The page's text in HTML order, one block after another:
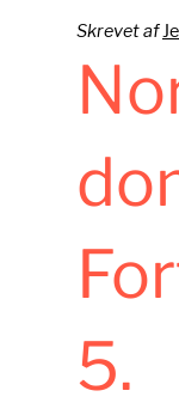
Skrevet af
5.